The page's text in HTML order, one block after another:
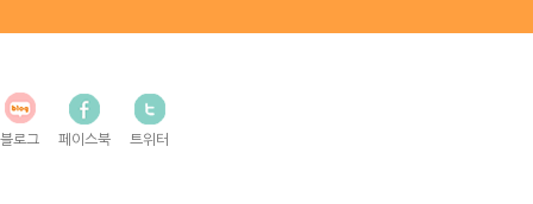
블로그 페이스북 트위터